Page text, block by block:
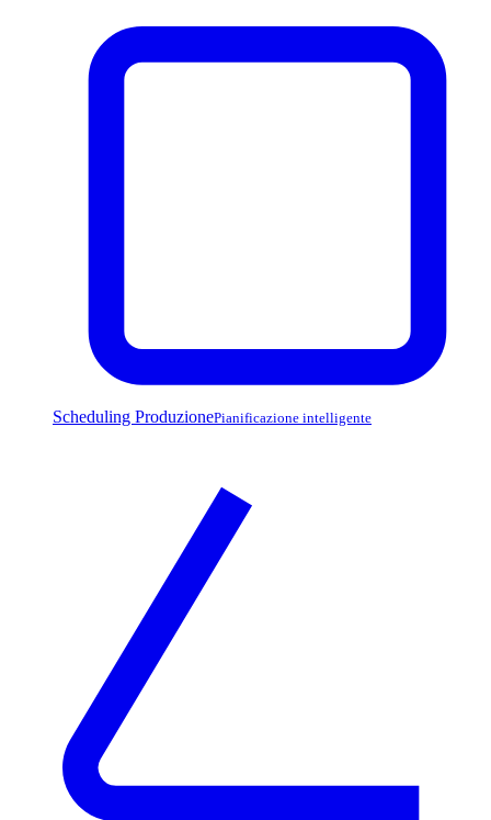
Scheduling ProduzionePianificazione intelligente